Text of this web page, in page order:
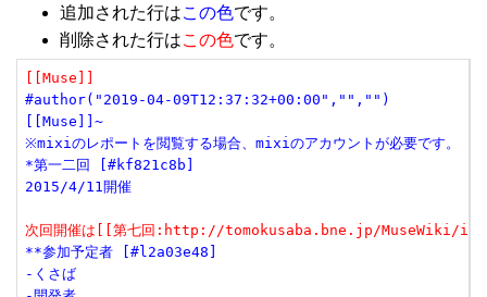
追加された行はこの色です。
削除された行はこの色です。
[[Muse]]
#author("2019-04-09T12:37:32+00:00","","")
[[Muse]]~
※mixiのレポートを閲覧する場合、mixiのアカウントが必要です。
*第一二回 [#kf821c8b]
2015/4/11開催
次回開催は[[第七回:http://tomokusaba.bne.jp/MuseWiki/
**参加予定者 [#l2a03e48]
-くさば